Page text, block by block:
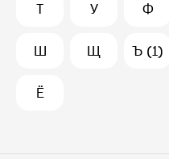
Т У Ф
Ш Щ Ъ (1)
Ё